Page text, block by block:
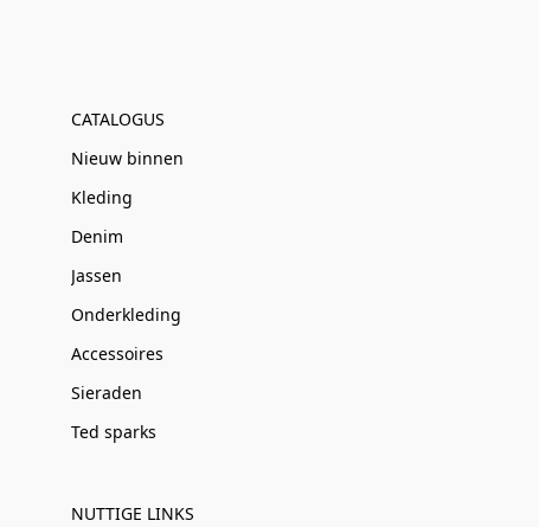
CATALOGUS
Nieuw binnen
Kleding
Denim
Jassen
Onderkleding
Accessoires
Sieraden
Ted sparks
NUTTIGE LINKS